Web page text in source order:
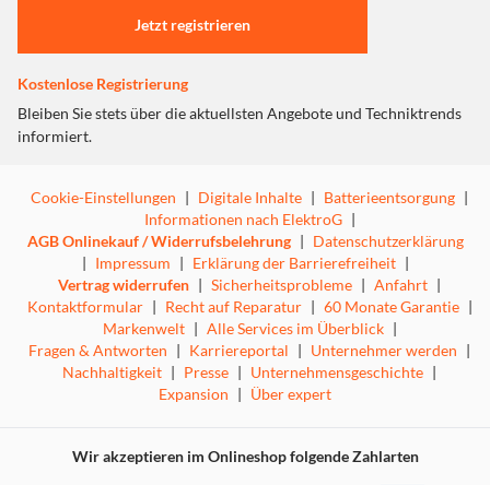
Jetzt registrieren
Kostenlose Registrierung
Bleiben Sie stets über die aktuellsten Angebote und Techniktrends
informiert.
Cookie-Einstellungen | Digitale Inhalte | Batterieentsorgung |
Informationen nach ElektroG |
AGB Onlinekauf / Widerrufsbelehrung | Datenschutzerklärung
| Impressum | Erklärung der Barrierefreiheit |
Vertrag widerrufen | Sicherheitsprobleme | Anfahrt |
Kontaktformular | Recht auf Reparatur | 60 Monate Garantie |
Markenwelt | Alle Services im Überblick |
Fragen & Antworten | Karriereportal | Unternehmer werden |
Nachhaltigkeit | Presse | Unternehmensgeschichte |
Expansion | Über expert
Wir akzeptieren im Onlineshop folgende Zahlarten